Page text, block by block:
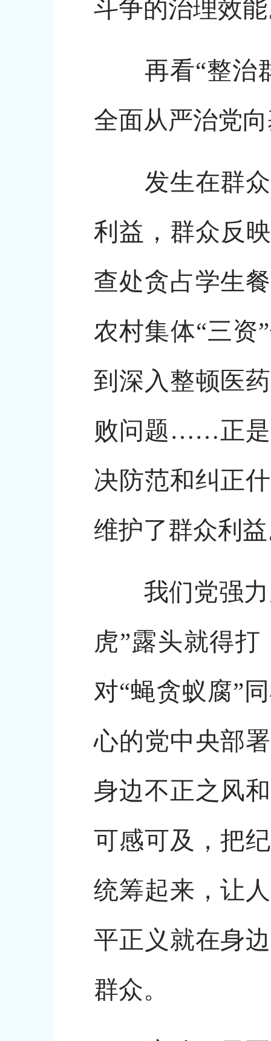
斗争的治理效
再看“整治群
全面从严治党
发生在群众
利益，群众反
查处贪占学生
农村集体“三资
到深入整顿医
败问题……正是
决防范和纠正
维护了群众利
我们党强力
虎”露头就得
对“蝇贪蚁腐”
心的党中央部
身边不正之风
可感可及，把
统筹起来，让
平正义就在身
群众。